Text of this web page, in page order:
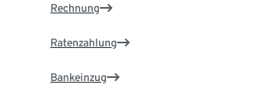
Rechnung
Ratenzahlung
Bankeinzug